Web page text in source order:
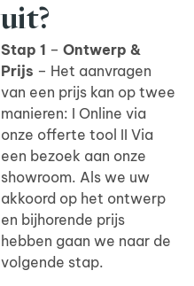
uit?
Stap 1 –Ontwerp &
Prijs – Het aanvragen
van een prijs kan op twee
manieren: I Online via
onze offerte tool II Via
een bezoek aan onze
showroom. Als we uw
akkoord op het ontwerp
en bijhorende prijs
hebben gaan we naar de
volgende stap.